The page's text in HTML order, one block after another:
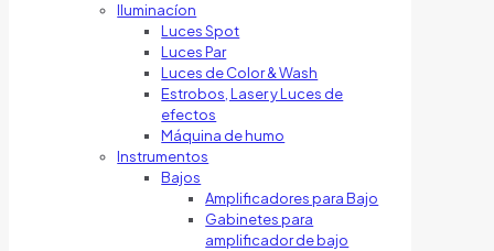
Iluminacíon
Luces Spot
Luces Par
Luces de Color & Wash
Estrobos, Laser y Luces de
efectos
Máquina de humo
Instrumentos
Bajos
Amplificadores para Bajo
Gabinetes para
amplificador de bajo